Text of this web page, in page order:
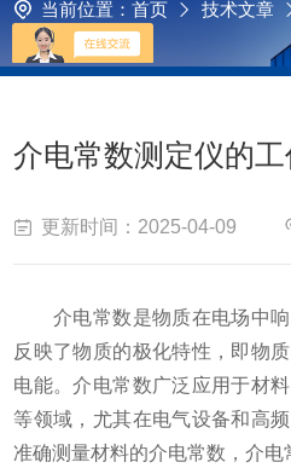
当前位置： 首页 技术文章
原理与应用分析
介电常数测定仪的
更新时间：2025-04-09
介电常数是物质在电场中响
反映了物质的极化特性，即物
电能。介电常数广泛应用于材
等领域，尤其在电气设备和高
准确测量材料的介电常数，介电